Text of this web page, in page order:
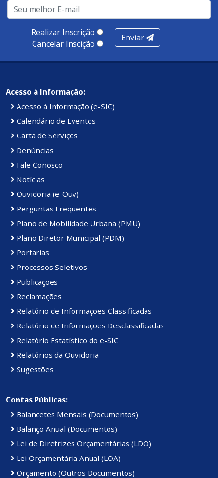
produtividade. Somados, todos as categorias totalizam
Kennedy.Realizar Inscrição
Cancelar Inscição
Enviar
Acesso à Informação:
Acesso à Informação (e-SIC)
Calendário de Eventos
Carta de Serviços
Denúncias
Fale Conosco
Notícias
Ouvidoria (e-Ouv)
Perguntas Frequentes
Plano de Mobilidade Urbana (PMU)
Plano Diretor Municipal (PDM)
Portarias
Processos Seletivos
Publicações
Reclamações
Relatório de Informações Classificadas
Relatório de Informações Desclassificadas
Relatório Estatístico do e-SIC
Relatórios da Ouvidoria
Sugestões
Contas Públicas:
Balancetes Mensais (Documentos)
Balanço Anual (Documentos)
Lei de Diretrizes Orçamentárias (LDO)
Lei Orçamentária Anual (LOA)
Orçamento (Outros Documentos)